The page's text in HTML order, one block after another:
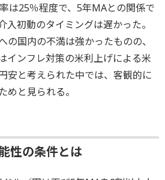
は25％程度で、5年MAとの関係で
入初動のタイミングは遅かった。
の国内の不満は強かったものの、
インフレ対策の米利上げによる米
安と考えられた中では、客観的に
めと見られる。
性の条件とは